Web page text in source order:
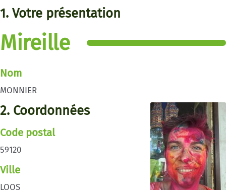
1. Votre présentation
Mireille
Nom
MONNIER
2. Coordonnées
Code postal
59120
Ville
LOOS